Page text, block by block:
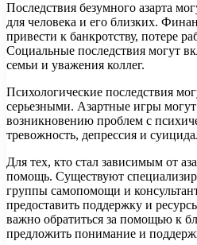
Последствия безумного азарта
для человека и его близких.
привести к банкротству, потере
Социальные последствия могут
семьи и уважения коллег.
Психологические последствия
серьезными. Азартные игры
возникновению проблем с
тревожность, депрессия и
Для тех, кто стал зависимым от
помощь. Существуют
группы самопомощи и
предоставить поддержку и
важно обратиться за помощью к
предложить понимание и